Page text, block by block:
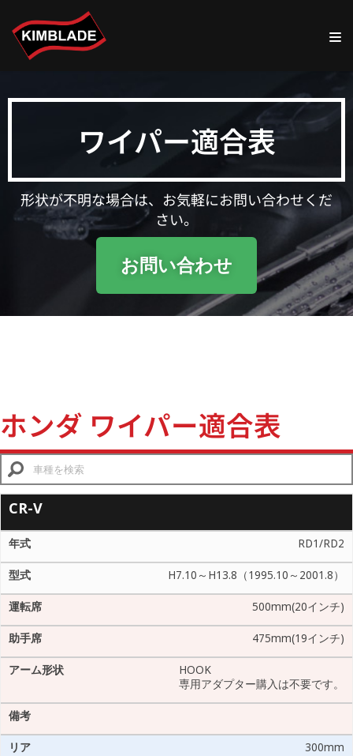
コ
ン
キ
ッ
プ
ワイパー適合表
形状が不明な場合は、お気軽にお問い合わせくだ
さい。
お問い合わせ
ホンダ ワイパー適合表
CR-V
RD1/RD2
H7.10～H13.8（1995.10～2001.8）
500mm(20インチ)
475mm(19インチ)
HOOK
専用アダプター購入は不要です。
300mm